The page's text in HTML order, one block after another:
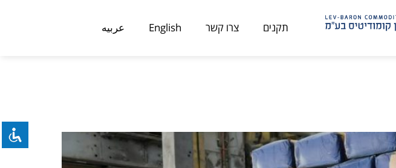
תקנים צרו קשר English عربيه